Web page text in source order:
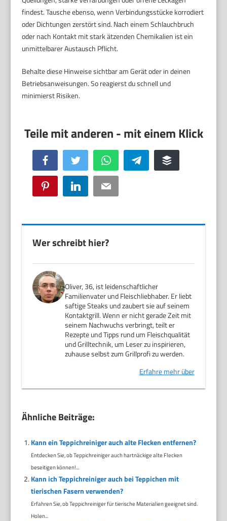
findest. Tausche ebenso, wenn Verbindungsstücke korrodiert
oder Dichtungen zerstört sind. Nach einem Schlauchbruch
oder nach Kontakt mit stark ätzenden Chemikalien ist ein
unmittelbarer Austausch Pflicht.
Behalte diese Hinweise sichtbar am Gerät oder in deinen
Betriebsanweisungen. So reagierst du schnell und
minimierst Risiken.
Facebook Twitter WhatsApp Telegram Buffer
Pinterest LinkedIn Email
Wer schreibt hier?
Oliver, 36, ist leidenschaftlicher
Familienvater und Fleischliebhaber. Er liebt
saftige Steaks und zaubert sie auf seinem
Kontaktgrill. Wenn er nicht gerade Zeit mit
seinem Nachwuchs verbringt, teilt er
Rezepte und Tipps rund um Fleischqualität
und Grilltechnik, um Leser zu inspirieren,
zuhause selbst zum Grillprofi zu werden.
Erfahre mehr über
Ähnliche Beiträge:
Kann ein Teppichreiniger auch alte Flecken entfernen?
Entdecken Sie, ob Teppichreiniger auch hartnäckige alte Flecken
beseitigen können!...
Kann ich Teppichreiniger auch bei Teppichen mit
tierischen Fasern verwenden?
Erfahren Sie, ob Teppichreiniger für tierische Materialien geeignet sind.
Holen...